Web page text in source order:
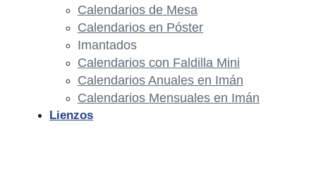
Calendarios de Mesa
Calendarios en Póster
Imantados
Calendarios con Faldilla Mini
Calendarios Anuales en Imán
Calendarios Mensuales en Imán
Lienzos